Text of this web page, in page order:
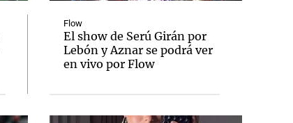
Flow
El show de Serú Girán por
Lebón y Aznar se podrá ver
en vivo por Flow